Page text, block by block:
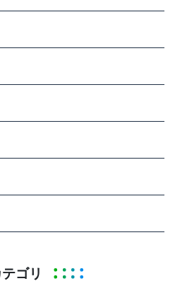
ゴリ